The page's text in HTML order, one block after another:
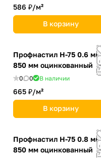
586 ₽/м²
В корзину
Профнастил Н-75 0.6 мм
850 мм оцинкованный
0 0 В наличии
665 ₽/м²
В корзину
Профнастил Н-75 0.8 мм
850 мм оцинкованный